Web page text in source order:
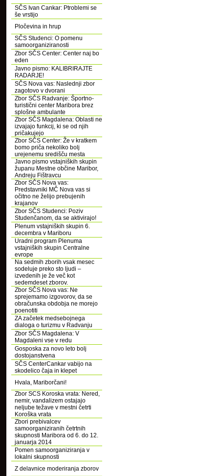
SČS Ivan Cankar: Ptroblemi se
še vrstijo
Pločevina in hrup
SČS Studenci: O pomenu
samoorganiziranosti
Zbor SČS Center: Center naj bo
eden
Javno pismo: KALIBRIRAJTE
RADARJE!
SČS Nova vas: Naslednji zbor
zagotovo v dvorani
Zbor SČS Radvanje: Športno-
turistični center Maribora brez
splošne ambulante
Zbor SČS Magdalena: Oblasti ne
izvajajo funkcij, ki se od njih
pričakujejo
Zbor SČS Center: Že v kratkem
bomo priča nekoliko bolj
urejenemu središču mesta
Javno pismo vstajniških skupin
županu Mestne občine Maribor,
Andreju Fištravcu
Zbor SČS Nova vas:
Predstavniki MČ Nova vas si
očitno ne želijo prebujenih
krajanov
Zbor SČS Studenci: Poziv
Studenčanom, da se aktivirajo!
Plenum vstajniških skupin 6.
decembra v Mariboru
Uradni program Plenuma
vstajniških skupin Centralne
evrope
Na sedmih zborih vsak mesec
sodeluje preko sto ljudi –
izvedenih je že več kot
sedemdeset zborov.
Zbor SČS Nova vas: Ne
sprejemamo izgovorov, da se
obračunska obdobja ne morejo
poenotiti
ZA začetek medsebojnega
dialoga o turizmu v Radvanju
Zbor SČS Magdalena: V
Magdaleni vse v redu
Gosposka za novo leto bolj
dostojanstvena
SČS CenterCankar vabijo na
skodelico čaja in klepet
Hvala, Mariborčani!
Zbor SCS Koroska vrata: Nered,
nemir, vandalizem ostajajo
neljube težave v mestni četrti
Koroška vrata
Zbori prebivalcev
samoorganiziranih četrtnih
skupnosti Maribora od 6. do 12.
januarja 2014
Pomen samoorganiziranja v
lokalni skupnosti
Z delavnice moderiranja zborov